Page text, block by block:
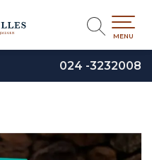
024 -3232008
MENU